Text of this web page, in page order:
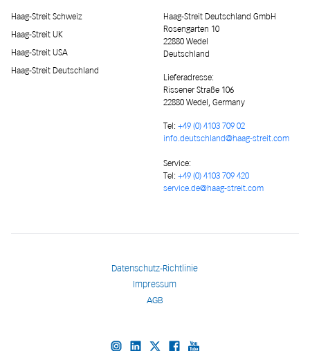
Haag-Streit Schweiz
Haag-Streit UK
Haag-Streit USA
Haag-Streit Deutschland
Haag-Streit Deutschland GmbH
Rosengarten 10
22880 Wedel
Deutschland
Lieferadresse:
Rissener Straße 106
22880 Wedel, Germany
Tel: +49 (0) 4103 709 02
info.deutschland@haag-streit.com
Service:
Tel: +49 (0) 4103 709 420
service.de@haag-streit.com
Datenschutz-Richtlinie
Impressum
AGB